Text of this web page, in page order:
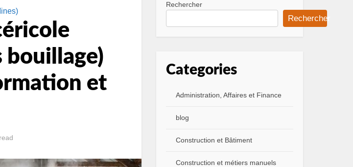
bouillage)
et
Rechercher
Rechercher
Categories
Administration, Affaires et Finance
blog
Construction et Bâtiment
Construction et métiers manuels